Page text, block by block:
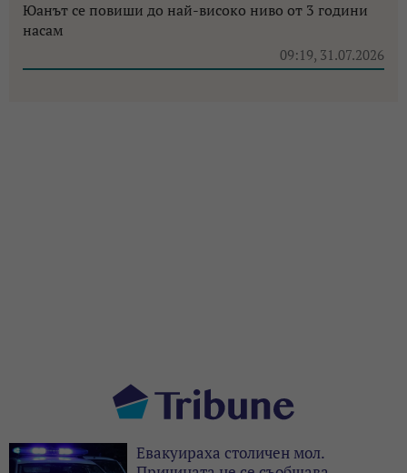
Юанът се повиши до най-високо ниво от 3 години
насам
09:19, 31.07.2026
Евакуираха столичен мол.